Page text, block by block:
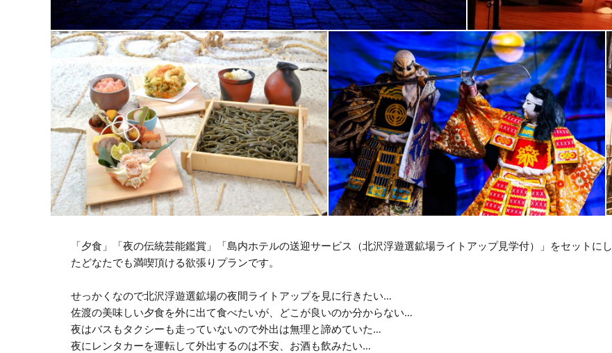
「夕食」「夜の伝統芸能鑑賞」「島内ホテルの送迎サービス（北沢浮遊選鉱場ライトアップ見学付）」をセットにし
たどなたでも満喫頂ける欲張りプランです。
せっかくなので北沢浮遊選鉱場の夜間ライトアップを見に行きたい…
佐渡の美味しい夕食を外に出て食べたいが、どこが良いのか分からない…
夜はバスもタクシーも走っていないので外出は無理と諦めていた…
夜にレンタカーを運転して外出するのは不安、お酒も飲みたい…